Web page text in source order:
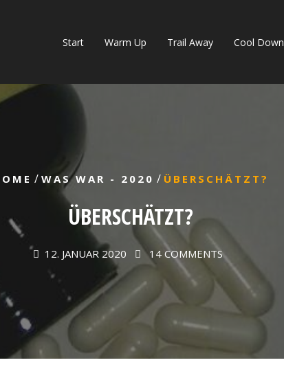
Start Warm Up Trail Away Cool Down
/ WAS WAR - 2020 / ÜBERSCHÄTZT?
ÜBERSCHÄTZT?
12. JANUAR 2020 14 COMMENTS